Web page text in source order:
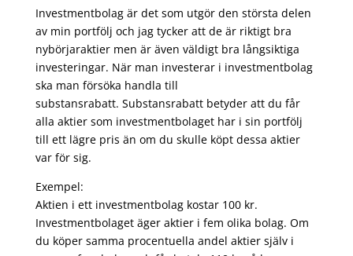
Investmentbolag är det som utgör den största delen
av min portfölj och jag tycker att de är riktigt bra
nybörjaraktier men är även väldigt bra långsiktiga
investeringar. När man investerar i investmentbolag
ska man försöka handla till
substansrabatt. Substansrabatt betyder att du får
alla aktier som investmentbolaget har i sin portfölj
till ett lägre pris än om du skulle köpt dessa aktier
var för sig.
Exempel:
Aktien i ett investmentbolag kostar 100 kr.
Investmentbolaget äger aktier i fem olika bolag. Om
du köper samma procentuella andel aktier själv i